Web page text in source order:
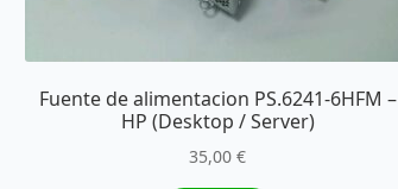
Fuente de alimentacion PS.6241-6HFM –
HP (Desktop / Server)
35,00€